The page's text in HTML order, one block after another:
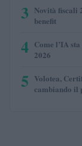
3 Novità fiscali
benefit
4 Come l’IA
2026
5 Volotea,
cambiando il